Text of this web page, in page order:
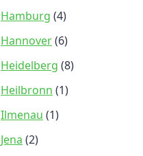
Hamburg (4)
Hannover(6)
Heidelberg (8)
Heilbronn (1)
Ilmenau (1)
Jena (2)